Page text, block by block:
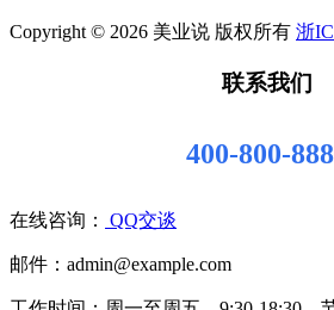
Copyright © 2026 美业说 版权所有 浙
联系我们
400-800-
在线咨询： QQ交谈
邮件：admin@example.com